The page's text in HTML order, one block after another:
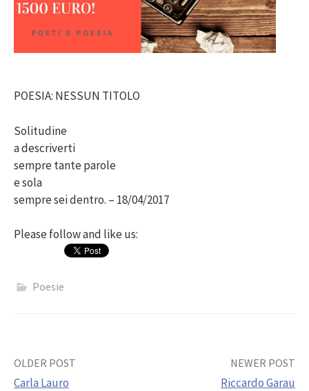
POESIA: NESSUN TITOLO
Solitudine
a descriverti
sempre tante parole
e sola
sempre sei dentro. – 18/04/2017
Please follow and like us:
Poesie
Post
OLDER POST
Carla Lauro
NEWER POST
Riccardo Garau